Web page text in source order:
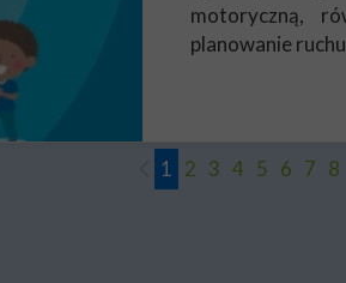
motoryczną,
planowanie
1 2 3 4 5 6 7 8